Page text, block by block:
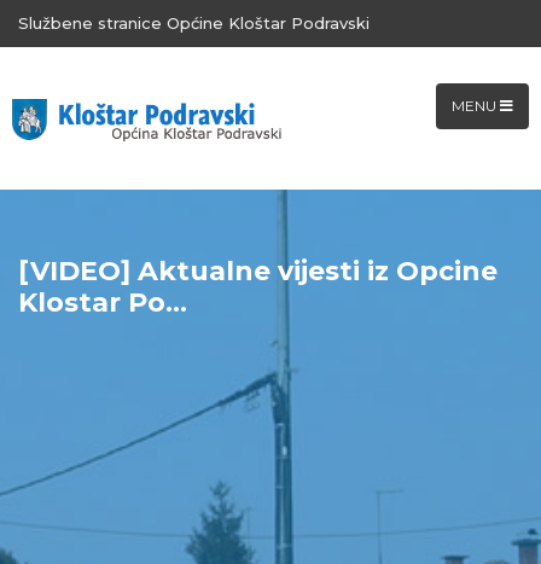
Službene stranice Općine Kloštar Podravski
MENU
[VIDEO] Aktualne vijesti iz Opcine
Klostar Po...